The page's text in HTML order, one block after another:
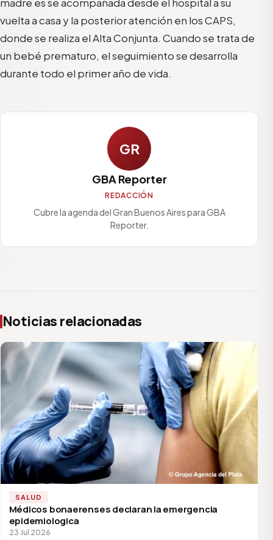
madre es se acompañada desde el hospital a su
vuelta a casa y la posterior atención en los CAPS,
donde se realiza el Alta Conjunta. Cuando se trata de
un bebé prematuro, el seguimiento se desarrolla
durante todo el primer año de vida.
GR
GBA Reporter
REDACCIÓN
Cubre la agenda del Gran Buenos Aires para GBA
Reporter.
Noticias relacionadas
SALUD
Médicos bonaerenses declaran la emergencia
epidemiologica
23 Jul 2026